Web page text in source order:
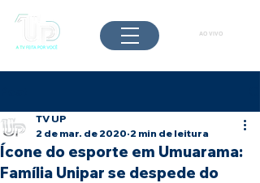
AO VIVO
Ícone do esporte em Umuarama:
Família Unipar se despede do
TV UP
2 de mar. de 2020 2 min de leitura